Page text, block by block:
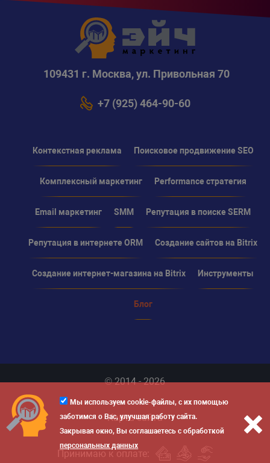
Мы используем cookie-файлы, с их помощью
заботимся о Вас, улучшая работу сайта.
Закрывая окно, Вы соглашаетесь с обработкой
персональных данных
109431 г. Москва, ул. Привольная 70
+7 (925) 464-90-60
Контекстная реклама Поисковое продвижение SEO
Комплексный маркетинг Performance стратегия
Email маркетинг SMM Репутация в поиске SERM
Репутация в интернете ORM Создание сайтов на Bitrix
Создание интернет-магазина на Bitrix Инструменты
Блог
© 2014 - 2026
Карта сайта
Принимаю к оплате: